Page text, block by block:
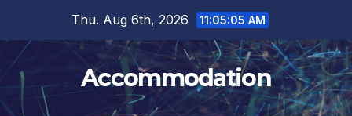
content
Thu. Aug 6th, 2026 11:05:06 AM
Accommodation